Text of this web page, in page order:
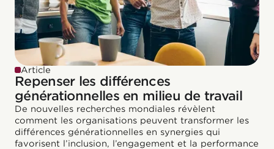
Article
Repenser les différences
générationnelles en milieu de travail
De nouvelles recherches mondiales révèlent
comment les organisations peuvent transformer les
différences générationnelles en synergies qui
favorisent l’inclusion, l’engagement et la performance